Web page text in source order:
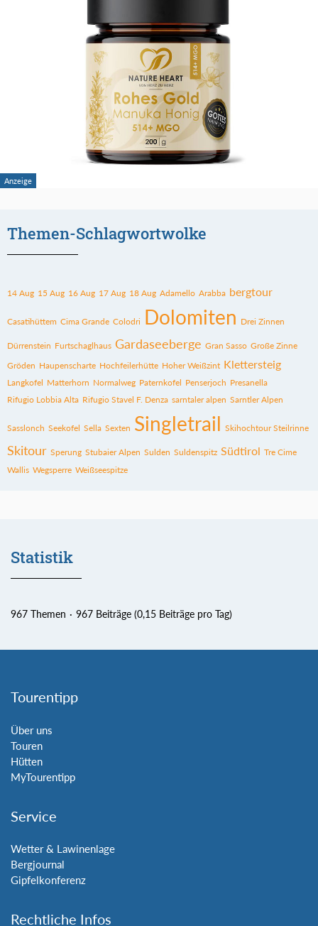
Themen-Schlagwortwolke
14 Aug 15 Aug 16 Aug 17 Aug 18 Aug Adamello Arabba bergtour
Casatihüttem Cima Grande Colodri Dolomiten Drei Zinnen
Dürrenstein Furtschaglhaus Gardaseeberge Gran Sasso Große Zinne
Gröden Haupenscharte Hochfeilerhütte Hoher Weißzint Klettersteig
Langkofel Matterhorn Normalweg Paternkofel Penserjoch Presanella
Rifugio Lobbia Alta Rifugio Stavel F. Denza sarntaler alpen Sarntler Alpen
Sasslonch Seekofel Sella Sexten Singletrail Skihochtour Steilrinne
Skitour Sperung Stubaier Alpen Sulden Suldenspitz Südtirol Tre Cime
Wallis Wegsperre Weißseespitze
Statistik
967 Themen 967 Beiträge (0,15 Beiträge pro Tag)
Tourentipp
Über uns
Touren
Hütten
MyTourentipp
Service
Wetter & Lawinenlage
Bergjournal
Gipfelkonferenz
Rechtliche Infos